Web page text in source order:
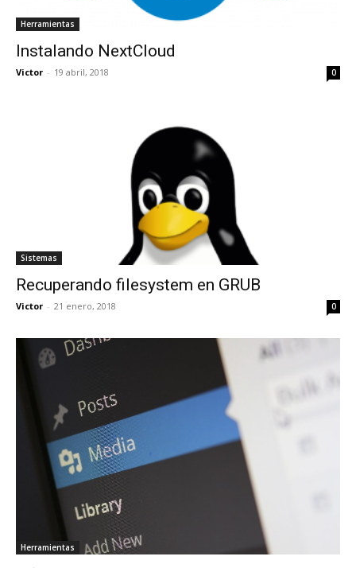
Herramientas
Instalando NextCloud
Victor - 19 abril, 2018 0
Sistemas
Recuperando filesystem en GRUB
Victor - 21 enero, 2018 0
Herramientas